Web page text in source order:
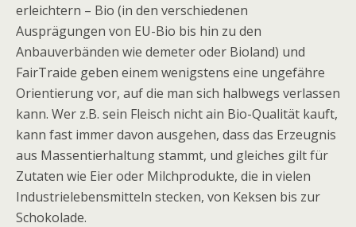
erleichtern – Bio (in den verschiedenen
Ausprägungen von EU-Bio bis hin zu den
Anbauverbänden wie demeter oder Bioland) und
FairTraide geben einem wenigstens eine ungefähre
Orientierung vor, auf die man sich halbwegs verlassen
kann. Wer z.B. sein Fleisch nicht ain Bio-Qualität kauft,
kann fast immer davon ausgehen, dass das Erzeugnis
aus Massentierhaltung stammt, und gleiches gilt für
Zutaten wie Eier oder Milchprodukte, die in vielen
Industrielebensmitteln stecken, von Keksen bis zur
Schokolade.